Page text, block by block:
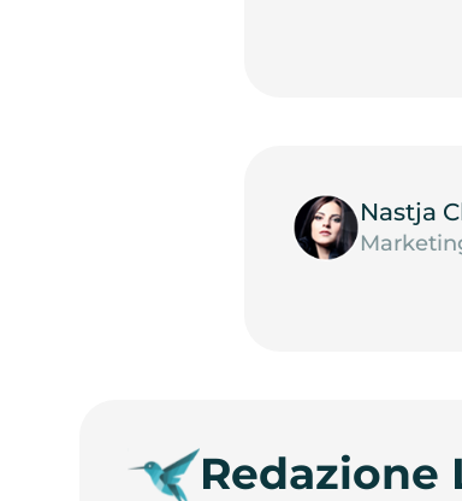
Nastja
Redazione